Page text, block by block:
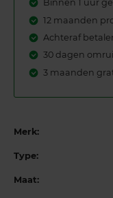
Binnen 1 uur
12 maanden
Achteraf
30 dagen
3 maanden
Merk:
Type:
Maat: